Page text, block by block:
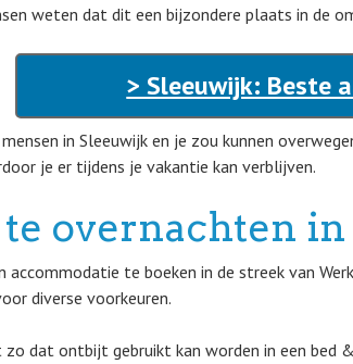
weten dat dit een bijzondere plaats in de
> Sleeuwijk: Beste
in Sleeuwijk en je zou kunnen
je er tijdens je vakantie kan verblijven.
overnachten
accommodatie te boeken in de streek van
diverse voorkeuren.
dat ontbijt gebruikt kan worden in een bed